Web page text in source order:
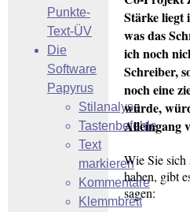
Punkte-
Text-ÜV
Die
Software
Papyrus
Stilanalyse
Tastenbefehle
Text
markieren
Kommentare
Klemmbrett
Stärke liegt
was das
ich noch
Schreiber,
noch eine
würde,
Alleingang
Wie Sie sich
haben, gibt
sagen: